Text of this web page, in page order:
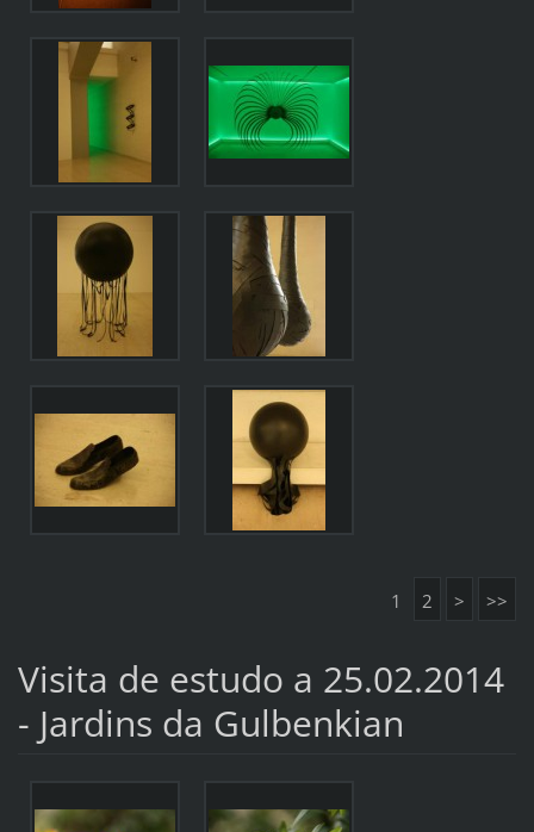
1 2 > >>
Visita de estudo a 25.02.2014
- Jardins da Gulbenkian